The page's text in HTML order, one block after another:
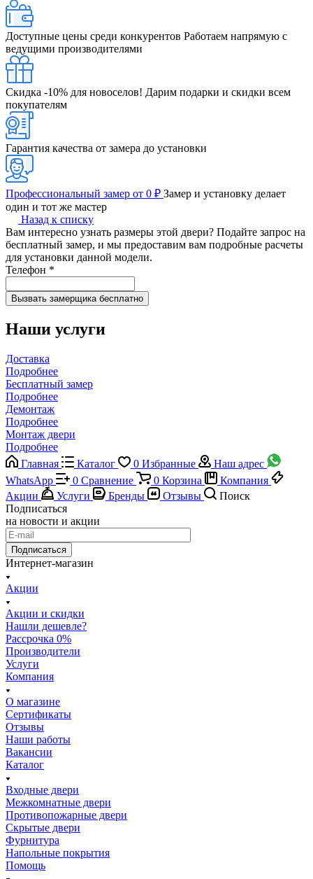
Доступные цены среди конкурентов Работаем напрямую с
ведущими производителями
Скидка -10% для новоселов! Дарим подарки и скидки всем
покупателям
Гарантия качества от замера до установки
Профессиональный замер от 0 ₽ Замер и установку делает
один и тот же мастер
Назад к списку
Вам интересно узнать размеры этой двери? Подайте запрос на
бесплатный замер, и мы предоставим вам подробные расчеты
для установки данной модели.
Телефон *
Наши услуги
Доставка
Подробнее
Бесплатный замер
Подробнее
Демонтаж
Подробнее
Монтаж двери
Подробнее
Главная
Каталог 0 Избранные
Наш адрес
WhatsApp
0 Сравнение 0 Корзина
Компания
Акции
Услуги Бренды Отзывы
Поиск
Подписаться
на новости и акции
Подписаться
Интернет-магазин
Акции
Акции и скидки
Нашли дешевле?
Рассрочка 0%
Производители
Услуги
Компания
О магазине
Сертификаты
Отзывы
Наши работы
Вакансии
Каталог
Входные двери
Межкомнатные двери
Противопожарные двери
Скрытые двери
Фурнитура
Напольные покрытия
Помощь